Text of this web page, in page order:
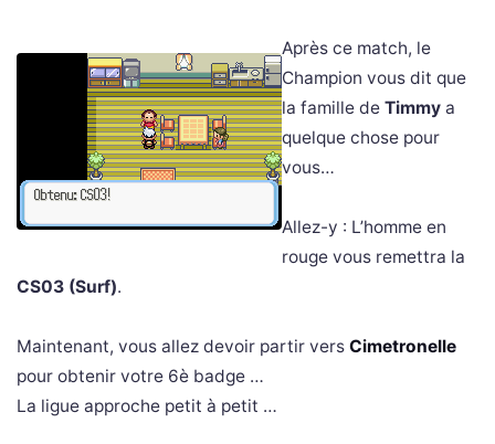
Après ce match, le
Champion vous dit que
la famille de Timmy a
quelque chose pour
vous…
Allez-y : L’homme en
rouge vous remettra la
CS03 (Surf).
Maintenant, vous allez devoir partir vers Cimetronelle
pour obtenir votre 6è badge …
La ligue approche petit à petit …